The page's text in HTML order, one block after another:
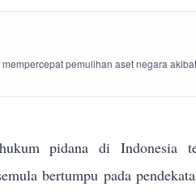
pemulihan aset negara
pidana di Indonesia
bertumpu pada